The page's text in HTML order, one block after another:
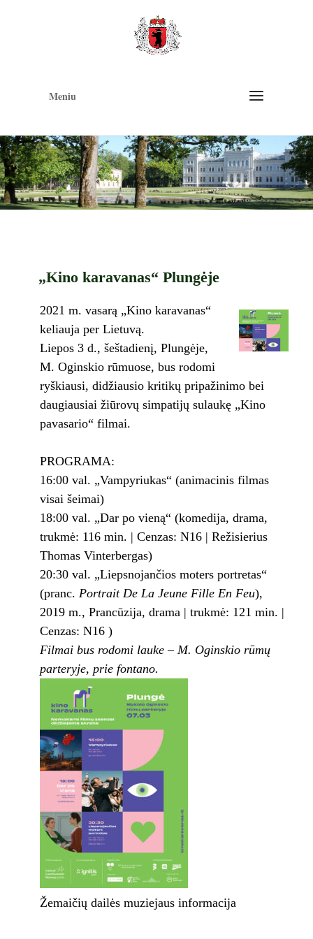
Meniu
„Kino karavanas“ Plungėje
2021 m. vasarą „Kino karavanas“
keliauja per Lietuvą.
Liepos 3 d., šeštadienį, Plungėje,
M. Oginskio rūmuose, bus rodomi
ryškiausi, didžiausio kritikų pripažinimo bei
daugiausiai žiūrovų simpatijų sulaukę „Kino
pavasario“ filmai.
PROGRAMA:
16:00 val. „Vampyriukas“ (animacinis filmas
visai šeimai)
18:00 val. „Dar po vieną“ (komedija, drama,
trukmė: 116 min. | Cenzas: N16 | Režisierius
Thomas Vinterbergas)
20:30 val. „Liepsnojančios moters portretas“
(pranc. Portrait De La Jeune Fille En Feu),
2019 m., Prancūzija, drama | trukmė: 121 min. |
Cenzas: N16 )
Filmai bus rodomi lauke – M. Oginskio rūmų
parteryje, prie fontano.
Žemaičių dailės muziejaus informacija